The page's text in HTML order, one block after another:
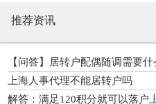
推荐资讯
【问答】居转户配偶随调需要什
上海人事代理不能居转户吗
解答：满足120积分就可以落户